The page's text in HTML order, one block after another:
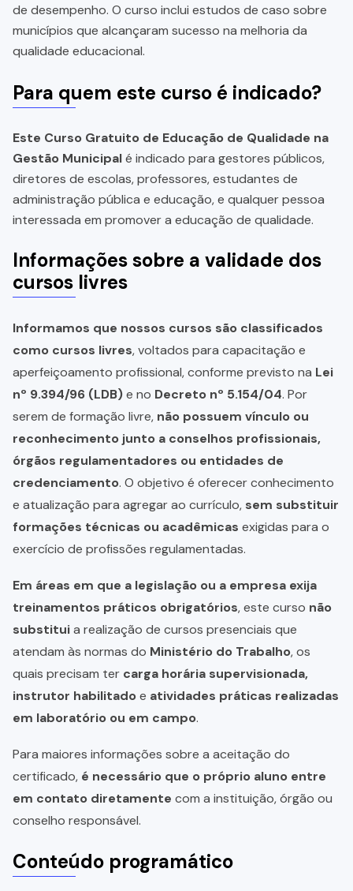
de desempenho. O curso inclui estudos de caso sobre
municípios que alcançaram sucesso na melhoria da
qualidade educacional.
Para quem este curso é indicado?
Este Curso Gratuito de Educação de Qualidade na
Gestão Municipalé indicado para gestores públicos,
diretores de escolas, professores, estudantes de
administração pública e educação, e qualquer pessoa
interessada em promover a educação de qualidade.
Informações sobre a validade dos
cursos livres
Informamos que nossos cursos são classificados
como cursos livres, voltados para capacitação e
aperfeiçoamento profissional, conforme previsto na Lei
nº 9.394/96 (LDB)e no Decreto nº 5.154/04. Por
serem de formação livre, não possuem vínculo ou
reconhecimento junto a conselhos profissionais,
órgãos regulamentadores ou entidades de
credenciamento. O objetivo é oferecer conhecimento
e atualização para agregar ao currículo, sem substituir
formações técnicas ou acadêmicas exigidas para o
exercício de profissões regulamentadas.
Em áreas em que a legislação ou a empresa exija
treinamentos práticos obrigatórios, este curso não
substituia realização de cursos presenciais que
atendam às normas do Ministério do Trabalho, os
quais precisam ter carga horária supervisionada,
instrutor habilitadoe atividades práticas realizadas
em laboratório ou em campo.
Para maiores informações sobre a aceitação do
certificado, é necessário que o próprio aluno entre
em contato diretamente com a instituição, órgão ou
conselho responsável.
Conteúdo programático